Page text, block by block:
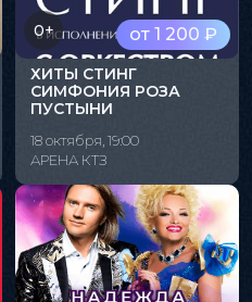
от 1 200 ₽
0+
ХИТЫ СТИНГ
СИМФОНИЯ РОЗА
ПУСТЫНИ
18 октября, 19:00
АРЕНА КТЗ